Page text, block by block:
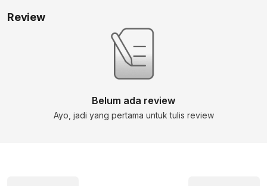
Review
Belum ada review
Ayo, jadi yang pertama untuk tulis review